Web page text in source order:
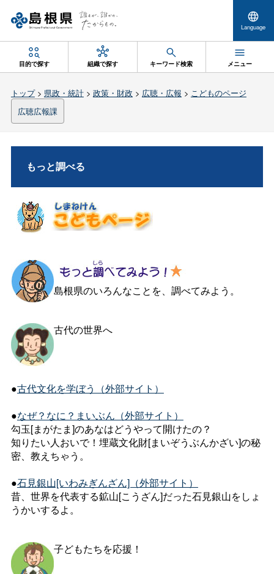
Language
目的で探す 組織で探す キーワード検索 メニュー
トップ> 県政・統計> 政策・財政 > 広聴・広報 > こどものページ
広聴広報課
もっと調べる
島根県のいろんなことを、調べてみよう。
古代の世界へ
●古代文化を学ぼう（外部サイト）
●なぜ？なに？まいぶん（外部サイト）
勾玉[まがたま]のあなはどうやって開けたの？
知りたい人おいで！埋蔵文化財[まいぞうぶんかざい]の秘
密、教えちゃう。
●石見銀山[いわみぎんざん]（外部サイト）
昔、世界を代表する鉱山[こうざん]だった石見銀山をしょ
うかいするよ。
子どもたちを応援！